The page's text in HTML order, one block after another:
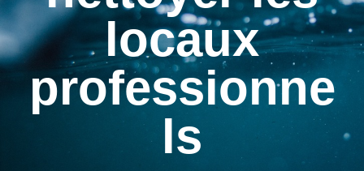
locaux
professionne
ls